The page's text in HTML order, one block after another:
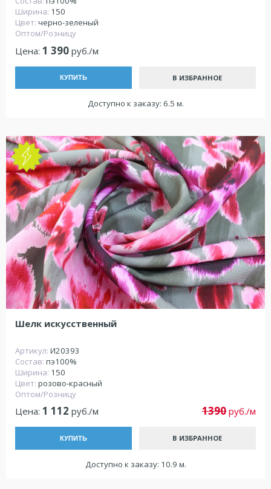
Ширина: 150
Цвет: черно-зеленый
Оптом/Розницу
Цена: 1 390 руб./м
КУПИТЬ В ИЗБРАННОЕ
Доступно к заказу: 6.5 м.
NEW
Шелк искусственный
Артикул: И20393
Состав: пэ100%
Ширина: 150
Цвет: розово-красный
Оптом/Розницу
Цена: 1 112 руб./м 1390 руб./м
КУПИТЬ В ИЗБРАННОЕ
Доступно к заказу: 10.9 м.